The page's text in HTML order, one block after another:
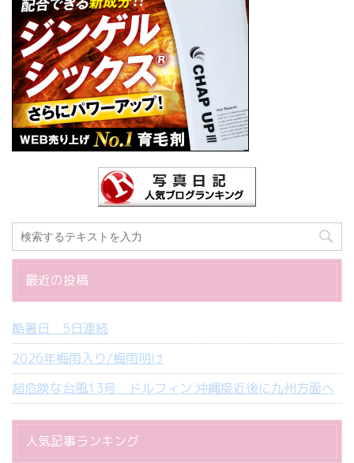
最近の投稿
酷暑日 5日連続
2026年梅雨入り/梅雨明け
超危険な台風13号 ドルフィン 沖縄接近後に九州方面へ
人気記事ランキング